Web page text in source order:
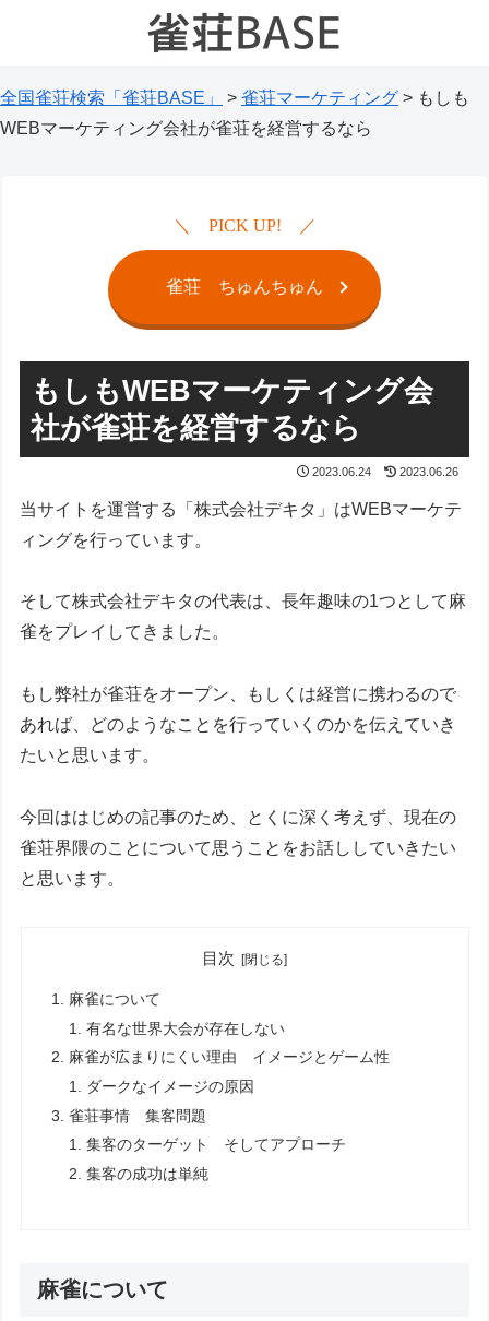
全国雀荘検索「雀荘BASE」 > 雀荘マーケティング > もしも
WEBマーケティング会社が雀荘を経営するなら
PICK UP!
雀荘 ちゅんちゅん
もしもWEBマーケティング会
社が雀荘を経営するなら
2023.06.24 2023.06.26
当サイトを運営する「株式会社デキタ」はWEBマーケテ
ィングを行っています。
そして株式会社デキタの代表は、長年趣味の1つとして麻
雀をプレイしてきました。
もし弊社が雀荘をオープン、もしくは経営に携わるので
あれば、どのようなことを行っていくのかを伝えていき
たいと思います。
今回ははじめの記事のため、とくに深く考えず、現在の
雀荘界隈のことについて思うことをお話ししていきたい
と思います。
目次
麻雀について
有名な世界大会が存在しない
麻雀が広まりにくい理由 イメージとゲーム性
ダークなイメージの原因
雀荘事情 集客問題
集客のターゲット そしてアプローチ
集客の成功は単純
麻雀について